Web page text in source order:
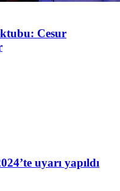
Cesur
uyarı yapıldı